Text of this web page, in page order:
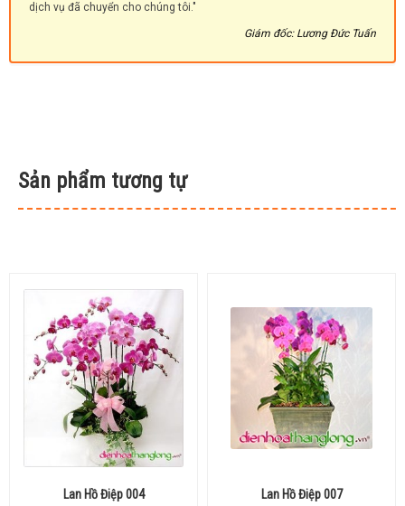
dịch vụ đã chuyển cho chúng tôi."
Giám đốc: Lương Đức Tuấn
Sản phẩm tương tự
Lan Hồ Điệp 004 Lan Hồ Điệp 007